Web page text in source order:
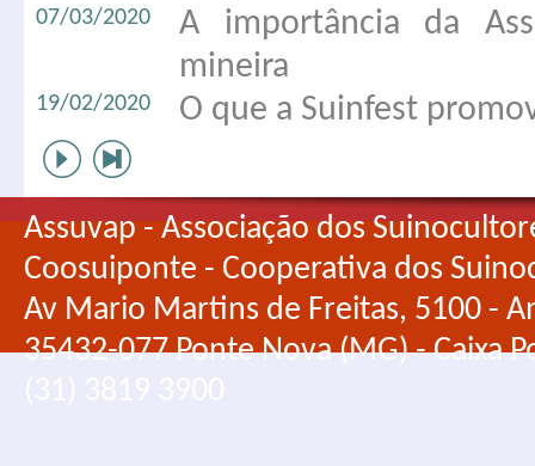
07/03/2020
A importância da
mineira
19/02/2020 O que a Suinfest
Assuvap - Associação dos
Coosuiponte - Cooperativa dos
Av Mario Martins de Freitas, 5100 -
35432-077 Ponte Nova (MG) - Caixa